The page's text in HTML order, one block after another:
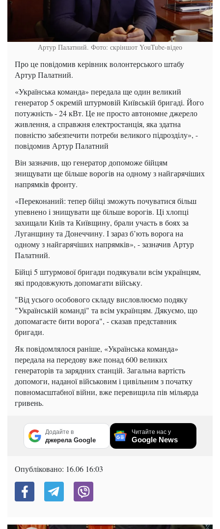
Артур Палатний. Фото: скріншот YouTube-відео
Про це повідомив керівник волонтерського штабу
Артур Палатний.
«Українська команда» передала ще один великий
генератор 5 окремій штурмовій Київській бригаді. Його
потужність - 24 кВт. Це не просто автономне джерело
живлення, а справжня електростанція, яка здатна
повністю забезпечити потреби великого підрозділу», -
повідомив Артур Палатний
Він зазначив, що генератор допоможе бійцям
знищувати ще більше ворогів на одному з найгарячіших
напрямків фронту.
«Переконаний: тепер бійці зможуть почуватися більш
упевнено і знищувати ще більше ворогів. Ці хлопці
захищали Київ та Київщину, брали участь в боях за
Луганщину та Донеччину. І зараз б’ють ворога на
одному з найгарячіших напрямків», - зазначив Артур
Палатний.
Бійці 5 штурмової бригади подякували всім українцям,
які продовжують допомагати війську.
"Від усього особового складу висловлюємо подяку
"Українській команді" та всім українцям. Дякуємо, що
допомагаєте бити ворога", - сказав представник
бригади.
Як повідомлялося раніше, «Українська команда»
передала на передову вже понад 600 великих
генераторів та зарядних станцій. Загальна вартість
допомоги, наданої військовим і цивільним з початку
повномасштабної війни, вже перевищила пів мільярда
гривень.
Додайте в
джерела Google
Читайте нас у
Google News
Опубліковано: 16.06 16:03